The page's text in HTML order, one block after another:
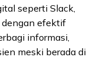
seperti Slack,
dengan efektif
informasi,
meski berada di